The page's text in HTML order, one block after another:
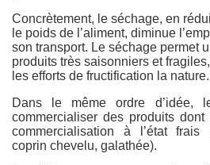
Concrètement, le séchage, en
le poids de l’aliment, diminue
son transport. Le séchage permet
produits très saisonniers et
les efforts de fructification la nature.
Dans le même ordre d’idée,
commercialiser des produits
commercialisation à l’état frais
coprin chevelu, galathée).